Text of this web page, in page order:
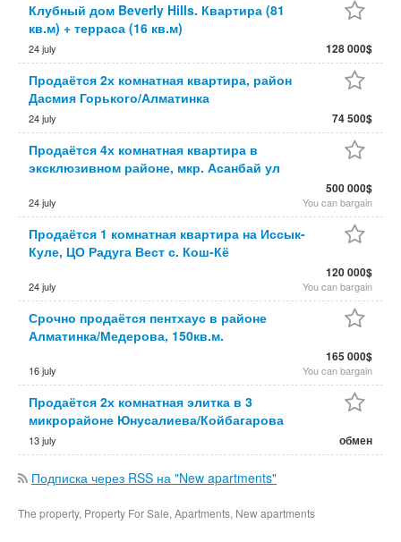
Клубный дом Beverly Hills. Квартира (81
кв.м) + терраса (16 кв.м)
24 july 128 000$
Продаётся 2х комнатная квартира, район
Дасмия Горького/Алматинка
24 july 74 500$
Продаётся 4х комнатная квартира в
эксклюзивном районе, мкр. Асанбай ул
24 july
500 000$
You can bargain
Продаётся 1 комнатная квартира на Иссык-
Куле, ЦО Радуга Вест с. Кош-Кё
24 july
120 000$
You can bargain
Срочно продаётся пентхаус в районе
Алматинка/Медерова, 150кв.м.
16 july
165 000$
You can bargain
Продаётся 2х комнатная элитка в 3
микрорайоне Юнусалиева/Койбагарова
13 july обмен
Подписка через RSS на "New apartments"
The property, Property For Sale, Apartments, New apartments